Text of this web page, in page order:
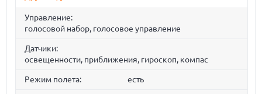
Управление:
голосовой набор, голосовое управление
Датчики:
освещенности, приближения, гироскоп, компас
Режим полета: есть